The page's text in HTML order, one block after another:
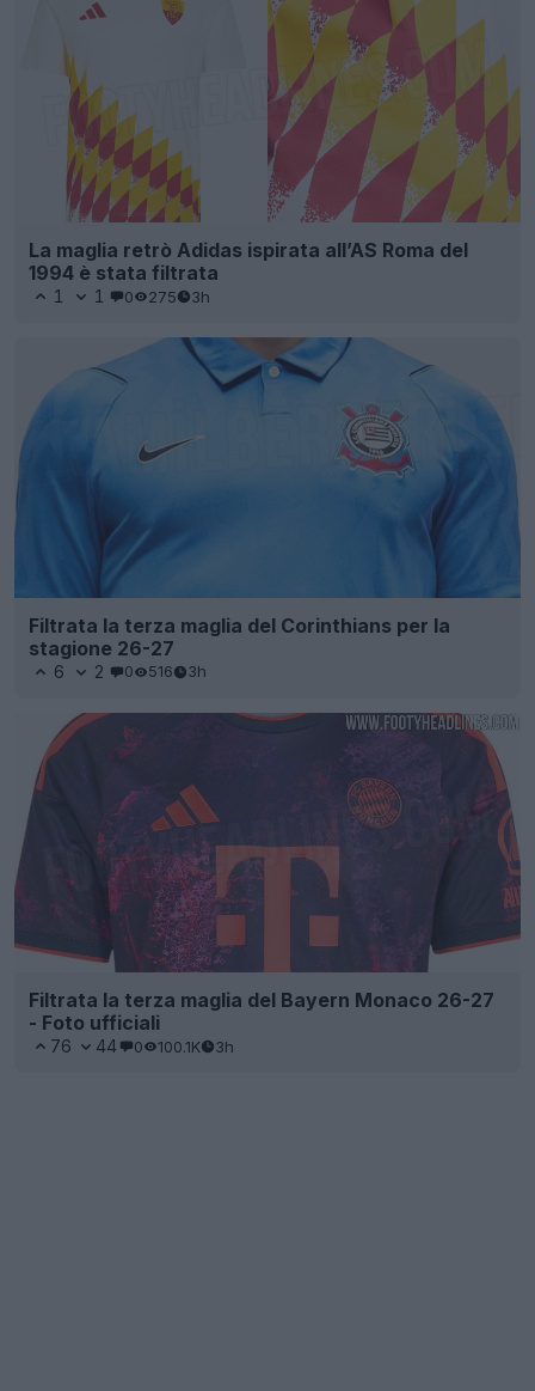
La maglia retrò Adidas ispirata all’AS Roma del
1994 è stata filtrata
1 1 0 275 3h
Filtrata la terza maglia del Corinthians per la
stagione 26-27
6 2 0 516 3h
Filtrata la terza maglia del Bayern Monaco 26-27
- Foto ufficiali
76 44 0 100.1K 3h